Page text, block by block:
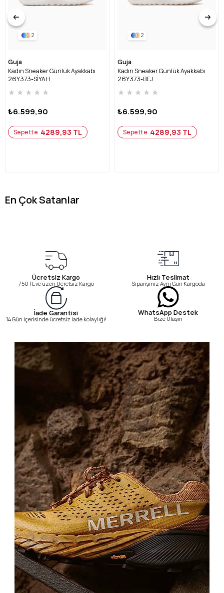
2
Guja
Kadın Sneaker Günlük Ayakkabı
26Y373-SİYAH
★ ★ ★ ★ ★
₺6.599,90
Sepette 4289,93 TL
2
Guja
Kadın Sneaker Günlük Ayakkabı
26Y373-BEJ
★ ★ ★ ★ ★
₺6.599,90
Sepette 4289,93 TL
En Çok Satanlar
Ücretsiz Kargo
750 TL ve üzeri Ücretsiz Kargo
Hızlı Teslimat
Siparişiniz Aynı Gün Kargoda
İade Garantisi
14 Gün içerisinde ücretsiz iade kolaylığı!
WhatsApp Destek
Bize Ulaşın